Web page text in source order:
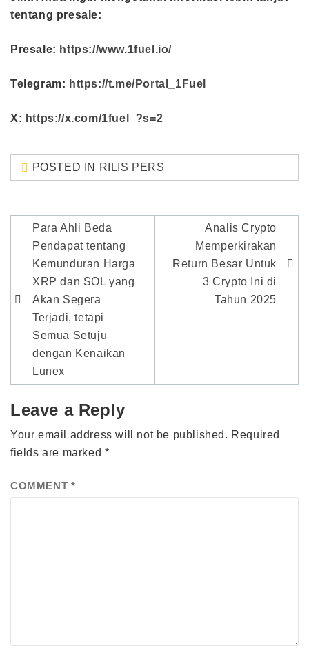
tentang presale:
Presale: https://www.1fuel.io/
Telegram: https://t.me/Portal_1Fuel
X: https://x.com/1fuel_?s=2
POSTED IN RILIS PERS
Post
navigation
Para Ahli Beda
Pendapat tentang
Kemunduran Harga
XRP dan SOL yang
Akan Segera
Terjadi, tetapi
Semua Setuju
dengan Kenaikan
Lunex
Analis Crypto
Memperkirakan
Return Besar Untuk
3 Crypto Ini di
Tahun 2025
Leave a Reply
Your email address will not be published. Required
fields are marked *
COMMENT *